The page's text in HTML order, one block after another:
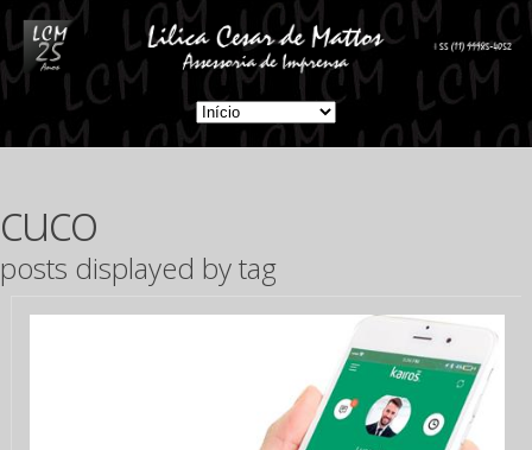
cuco
posts displayed by tag